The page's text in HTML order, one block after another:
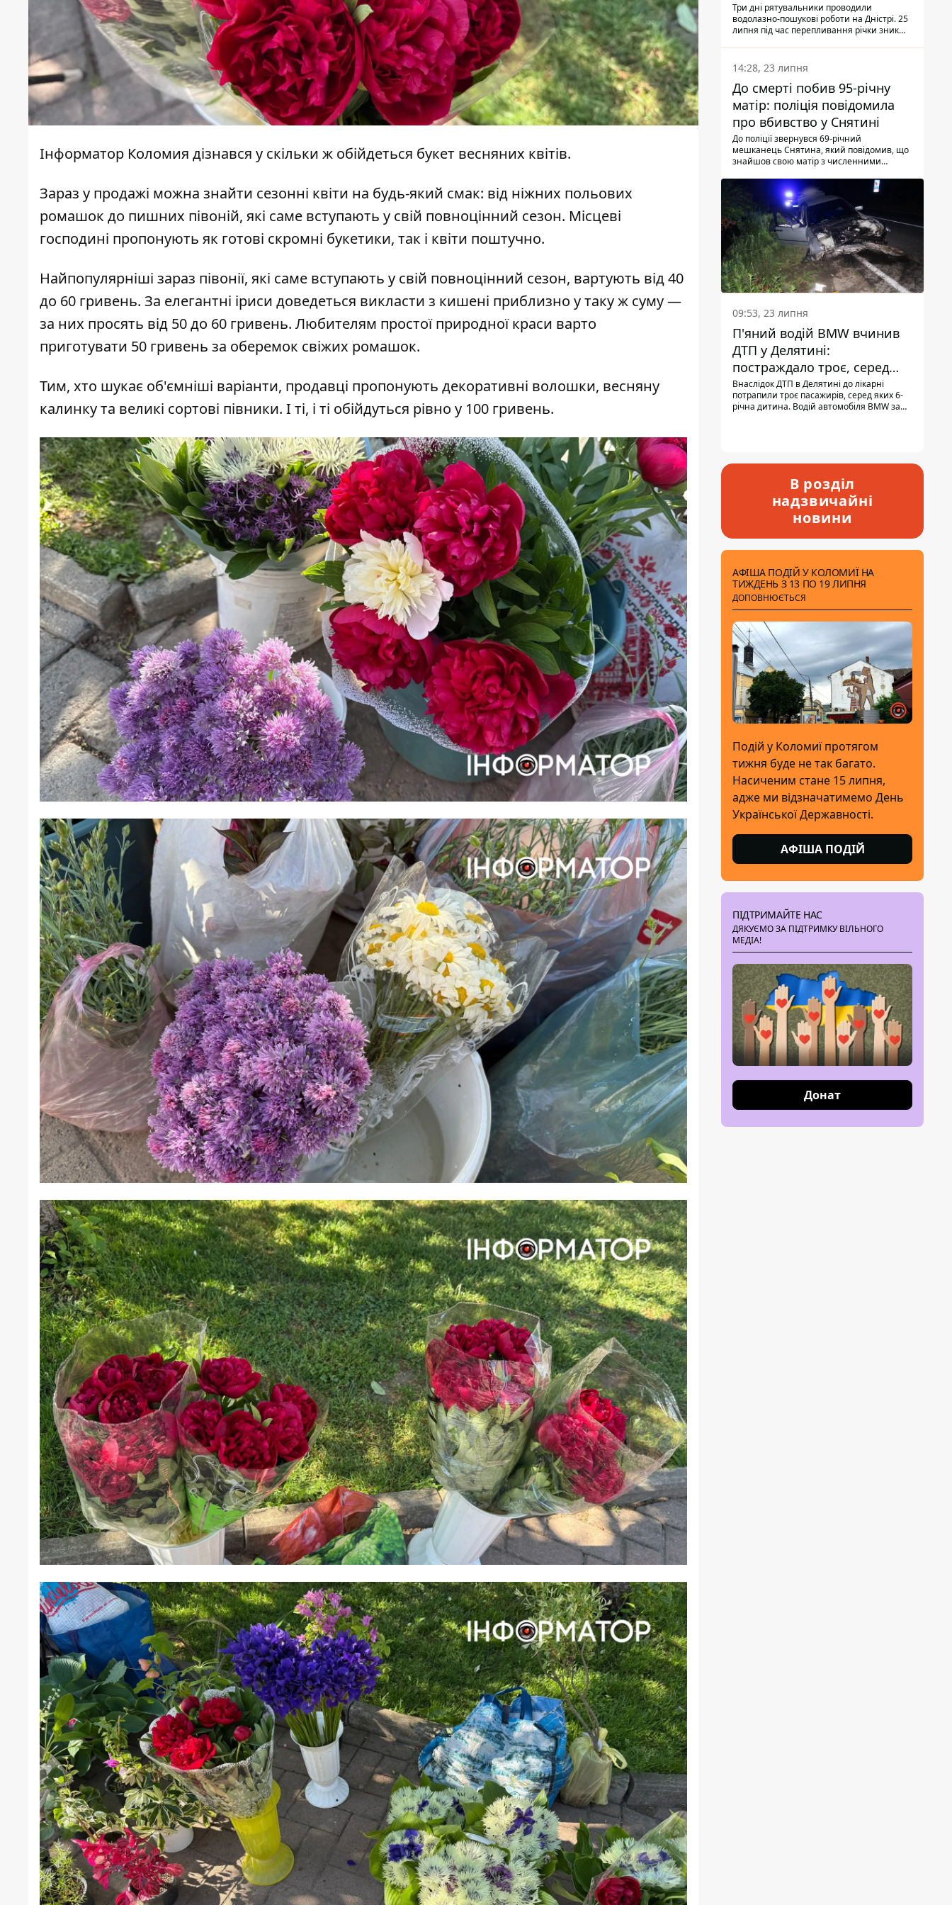
Інформатор Коломия дізнався у скільки ж обійдеться букет весняних квітів.
Зараз у продажі можна знайти сезонні квіти на будь-який смак: від ніжних польових
ромашок до пишних півоній, які саме вступають у свій повноцінний сезон. Місцеві
господині пропонують як готові скромні букетики, так і квіти поштучно.
Найпопулярніші зараз півонії, які саме вступають у свій повноцінний сезон, вартують від 40
до 60 гривень. За елегантні іриси доведеться викласти з кишені приблизно у таку ж суму —
за них просять від 50 до 60 гривень. Любителям простої природної краси варто
приготувати 50 гривень за оберемок свіжих ромашок.
Тим, хто шукає об'ємніші варіанти, продавці пропонують декоративні волошки, весняну
калинку та великі сортові півники. І ті, і ті обійдуться рівно у 100 гривень.
Три дні рятувальники проводили
водолазно-пошукові роботи на Дністрі. 25
липня під час перепливання річки зник
виявили тіло.
14:28, 23 липня
До смерті побив 95-річну
матір: поліція повідомила
про вбивство у Снятині
До поліції звернувся 69-річний
мешканець Снятина, який повідомив, що
знайшов свою матір з численними
з'ясували правоохоронці, ці травми жінці
наніс її син.
09:53, 23 липня
П'яний водій BMW вчинив
ДТП у Делятині:
постраждало троє, серед
них - дитина
Внаслідок ДТП в Делятині до лікарні
потрапили троє пасажирів, серед яких 6-
річна дитина. Водій автомобіля BMW за
В розділ
надзвичайні
новини
АФІША ПОДІЙ У КОЛОМИЇ НА
ТИЖДЕНЬ З 13 ПО 19 ЛИПНЯ
ДОПОВНЮЄТЬСЯ
Подій у Коломиї протягом
тижня буде не так багато.
Насиченим стане 15 липня,
адже ми відзначатимемо День
Української Державності.
АФІША ПОДІЙ
ПІДТРИМАЙТЕ НАС
ДЯКУЄМО ЗА ПІДТРИМКУ ВІЛЬНОГО
МЕДІА!
Донат